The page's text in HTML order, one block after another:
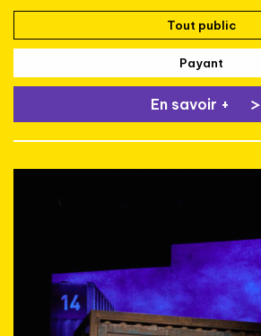
Tout public
Payant
En savoir +